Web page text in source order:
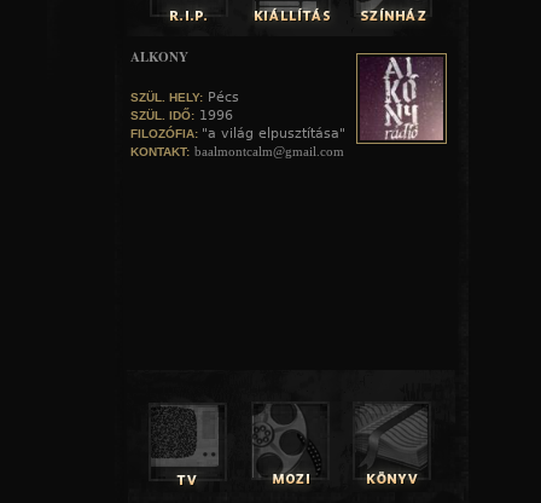
ALKONY
SZÜL. HELY: Pécs
SZÜL. IDŐ: 1996
FILOZÓFIA: "a világ elpusztítása"
KONTAKT: baalmontcalm@gmail.com